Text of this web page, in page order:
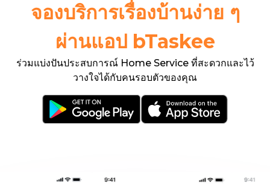
จองบริการเรื่องบ้านง่าย ๆ
ผ่านแอป bTaskee
ร่วมแบ่งปันประสบการณ์ Home Service ที่สะดวกและไว้
วางใจได้กับคนรอบตัวของคุณ